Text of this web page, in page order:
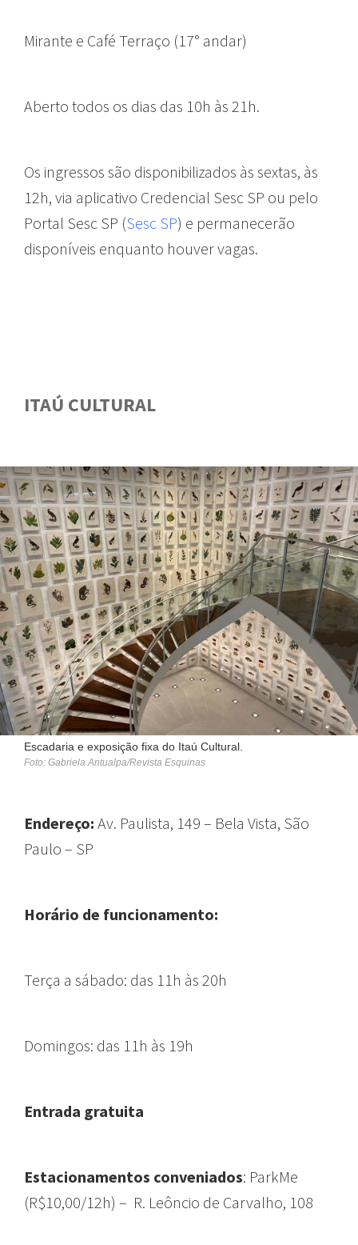
Mirante e Café Terraço (17° andar)
Aberto todos os dias das 10h às 21h.
Os ingressos são disponibilizados às sextas, às
12h, via aplicativo Credencial Sesc SP ou pelo
Portal Sesc SP (Sesc SP) e permanecerão
disponíveis enquanto houver vagas.
ITAÚ CULTURAL
Escadaria e exposição fixa do Itaú Cultural.
Foto: Gabriela Antualpa/Revista Esquinas
Endereço: Av. Paulista, 149 – Bela Vista, São
Paulo – SP
Horário de funcionamento:
Terça a sábado: das 11h às 20h
Domingos: das 11h às 19h
Entrada gratuita
Estacionamentos conveniados: ParkMe
(R$10,00/12h) – R. Leôncio de Carvalho, 108